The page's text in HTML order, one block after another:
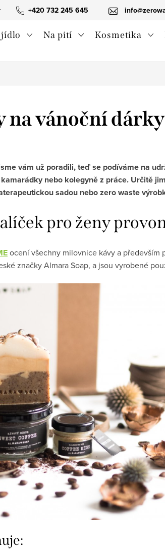
+420 732 245 645
podmínky Ochrana osobních údajů
jídlo Na pití Kosmetika
na vánoční
vám už poradili, teď se podíváme na
nebo kolegyně z práce. Určitě
sadou nebo zero waste
pro ženy
ocení všechny milovnice kávy a
značky Almara Soap, a jsou vyrobené